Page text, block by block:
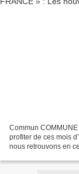
Commun
profiter de ces mois
nous retrouvons en